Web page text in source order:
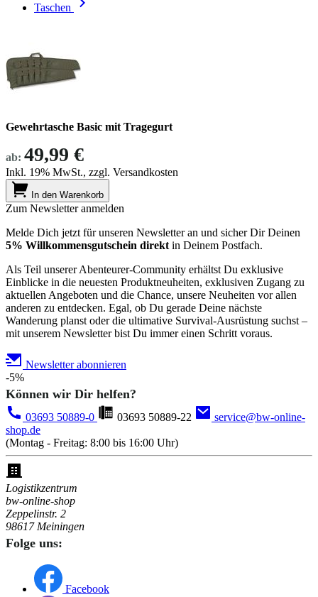
Taschen
Gewehrtasche Basic mit Tragegurt
ab: 49,99 €
Inkl. 19% MwSt., zzgl. Versandkosten
In den Warenkorb
Zum Newsletter anmelden
Melde Dich jetzt für unseren Newsletter an und sicher Dir Deinen
5% Willkommensgutschein direkt in Deinem Postfach.
Als Teil unserer Abenteurer-Community erhältst Du exklusive
Einblicke in die neuesten Produktneuheiten, exklusiven Zugang zu
aktuellen Angeboten und die Chance, unsere Neuheiten vor allen
anderen zu entdecken. Egal, ob Du gerade Deine nächste
Wanderung planst oder die ultimative Survival-Ausrüstung suchst –
mit unserem Newsletter bist Du immer einen Schritt voraus.
Newsletter abonnieren
-5%
Können wir Dir helfen?
03693 50889-0 03693 50889-22
service@bw-online-
shop.de
(Montag - Freitag: 8:00 bis 16:00 Uhr)
Logistikzentrum
bw-online-shop
Zeppelinstr. 2
98617 Meiningen
Folge uns:
Facebook